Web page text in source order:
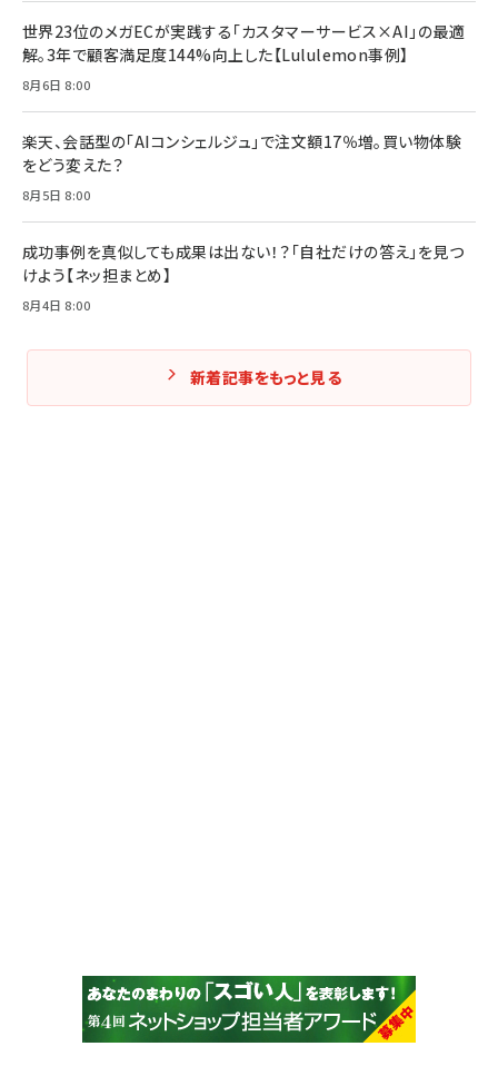
￥1,980
Amazonランキングをもっと見る
世界23位のメガECが実践する「カスタマーサービス×AI」の最適
解。3年で顧客満足度144%向上した【Lululemon事例】
8月6日 8:00
楽天、会話型の「AIコンシェルジュ」で注文額17％増。買い物体験
をどう変えた？
8月5日 8:00
成功事例を真似しても成果は出ない！？「自社だけの答え」を見つ
けよう【ネッ担まとめ】
8月4日 8:00
新着記事をもっと見る